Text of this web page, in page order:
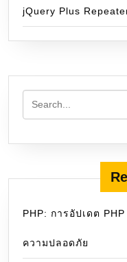
jQuery Plus
PHP: การอัปเดต
ความปลอดภัย